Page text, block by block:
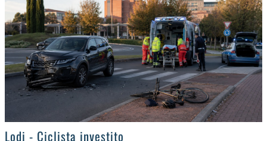
>Lodi - Ciclista investito